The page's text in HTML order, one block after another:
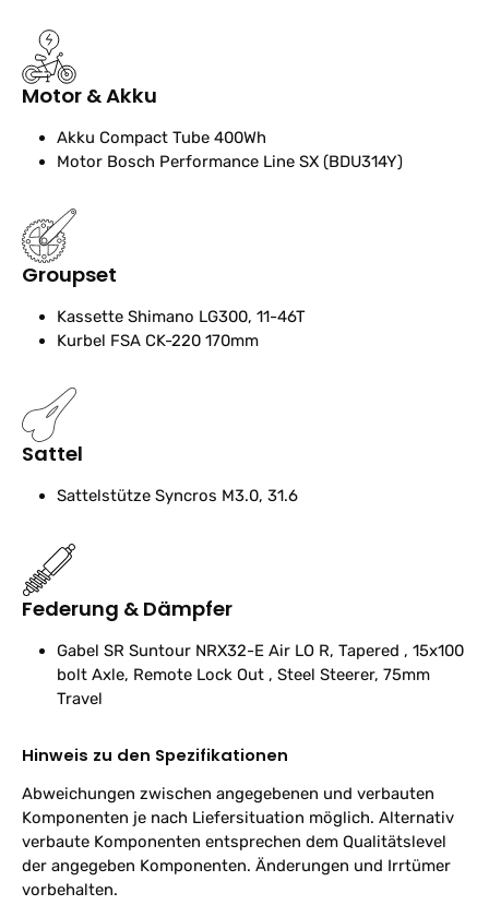
Motor & Akku
Akku Compact Tube 400Wh
Motor Bosch Performance Line SX (BDU314Y)
Groupset
Kassette Shimano LG300, 11-46T
Kurbel FSA CK-220 170mm
Sattel
Sattelstütze Syncros M3.0, 31.6
Federung & Dämpfer
Gabel SR Suntour NRX32-E Air LO R, Tapered , 15x100
bolt Axle, Remote Lock Out , Steel Steerer, 75mm
Travel
Hinweis zu den Spezifikationen
Abweichungen zwischen angegebenen und verbauten
Komponenten je nach Liefersituation möglich. Alternativ
verbaute Komponenten entsprechen dem Qualitätslevel
der angegeben Komponenten. Änderungen und Irrtümer
vorbehalten.